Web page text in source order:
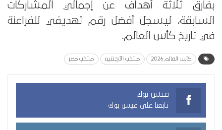
بفارق ثلاثة أهداف عن إجمالي المشاركات
السابقة، ليسجل أفضل رقم تهديفي للفراعنة
في تاريخ كأس العالم.
كأس العالم 2026 منتخب الأرجنتين منتخب مصر
فيس بوك
تابعنا على فيس بوك